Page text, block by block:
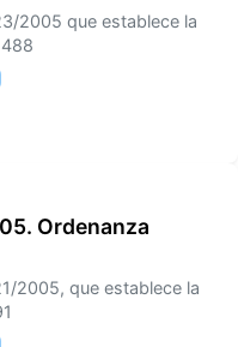
2005 que establece la
Ordenanza
2005, que establece la